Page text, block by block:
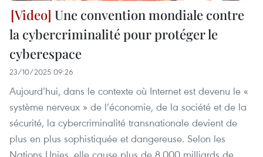
Une convention mondiale contre
la cybercriminalité pour protéger le
cyberespace
23/10/2025 09:26
Aujourd’hui, dans le contexte où Internet est devenu le «
système nerveux » de l’économie, de la société et de la
sécurité, la cybercriminalité transnationale devient de
plus en plus sophistiquée et dangereuse. Selon les